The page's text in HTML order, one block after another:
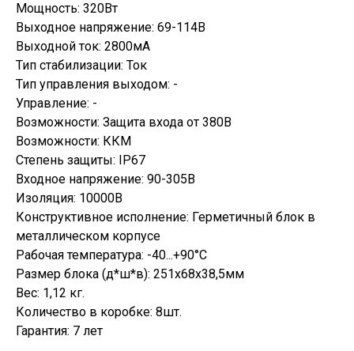
Мощность: 320Вт
Выходное напряжение: 69-114В
Выходной ток: 2800мА
Тип стабилизации: Ток
Тип управления выходом: -
Управление: -
Возможности: Защита входа от 380В
Возможности: ККМ
Степень защиты: IP67
Входное напряжение: 90-305В
Изоляция: 10000В
Конструктивное исполнение: Герметичный блок в
металлическом корпусе
Рабочая температура: -40...+90°C
Размер блока (д*ш*в): 251х68х38,5мм
Вес: 1,12 кг.
Количество в коробке: 8шт.
Гарантия: 7 лет